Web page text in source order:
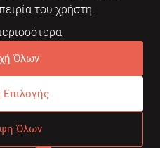
Όροι χρήσης
του χρήστη.
Όλων
Όλων